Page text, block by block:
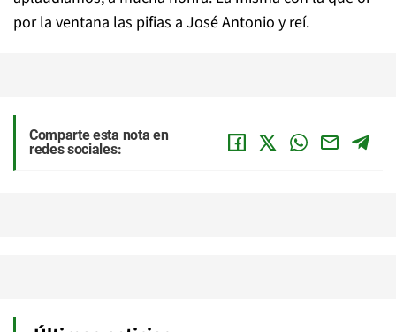
por la ventana las pifias a José Antonio y reí.
Comparte esta nota en
redes sociales: